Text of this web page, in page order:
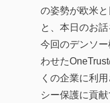
の姿勢が欧米
と、本日のお
今回のデンソ
わせた
くの企業に利
シー保護に貢